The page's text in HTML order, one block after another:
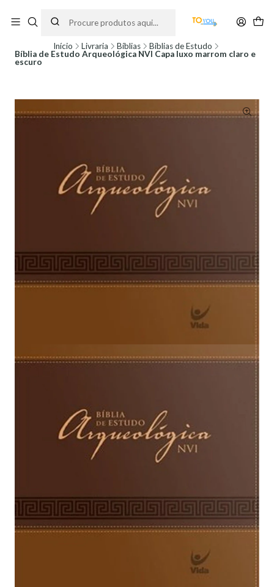
partir do dia 11 de Agosto, às 10H.
Início Livraria Bíblias
Bíblias de Estudo
Bíblia de Estudo Arqueológica NVI Capa luxo marrom claro e
escuro